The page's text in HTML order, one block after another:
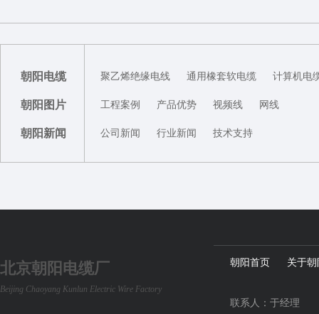
朝阳电缆 聚乙烯绝缘电线 通用橡套软电缆 计算机电
朝阳图片 工程案例 产品优势 视频线 网线
朝阳新闻 公司新闻 行业新闻 技术支持
北京朝阳电缆厂
Beijing Chaoyang Kunlun Electric Wire Factory
朝阳首页 关于朝
联系人：于经理